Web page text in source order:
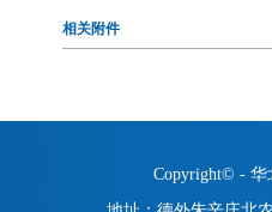
相关附件
Copyright© - 华